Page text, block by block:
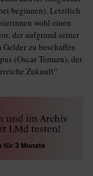
beginnen). Letztlich
wohl einen
der aufgrund seiner
zu beschaffen
(Oscar Temaru), der
Zukunft“